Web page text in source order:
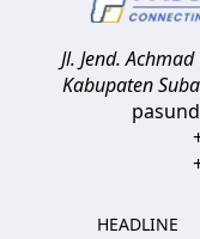
Jl. Jend.
Kabupaten
HEADLINE